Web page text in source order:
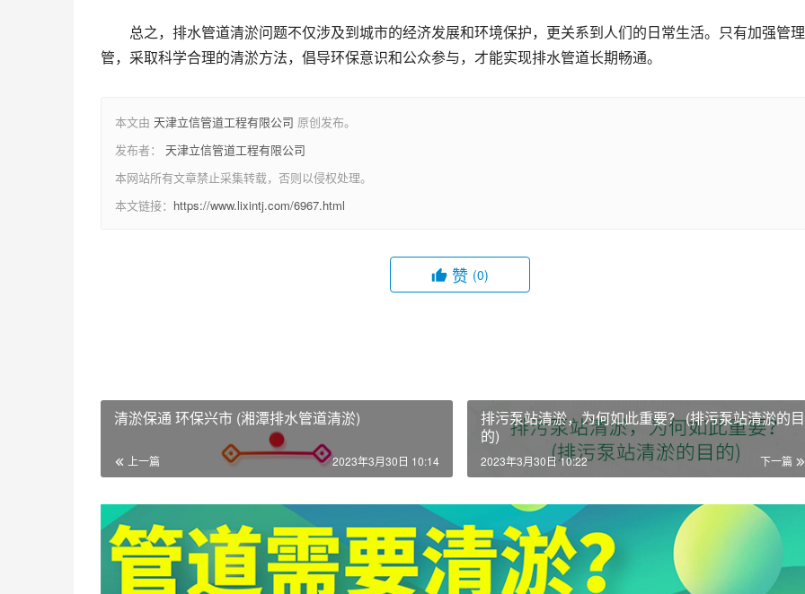
总之，排水管道清淤问题不仅涉及到城市的经济发展和环境保护，更关系到人们的日常生活。只有加强管
管，采取科学合理的清淤方法，倡导环保意识和公众参与，才能实现排水管道长期畅通。
本文由 天津立信管道工程有限公司 原创发布。
发布者： 天津立信管道工程有限公司
本网站所有文章禁止采集转载，否则以侵权处理。
本文链接： https://www.lixintj.com/6967.html
赞 (0)
清淤保通 环保兴市 (湘潭排水管道清淤)
上一篇 2023年3月30日 10:14
排污泵站清淤，为何如此重要？ (排污泵站清淤的目
的)
下一篇
2023年3月30日 10:22